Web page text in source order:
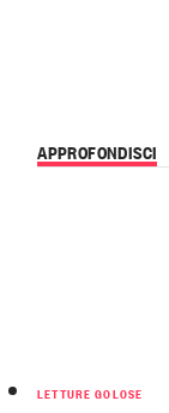
APPROFONDISCI
LETTURE GOLOSE